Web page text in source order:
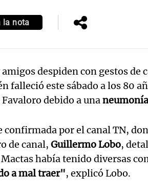
la nota
despiden con gestos de
falleció este sábado a los 80
debido a unaneumonía
confirmada por el canal TN,
de canal, Guillermo Lobo,
había tenido diversas
a mal traer", explicó Lobo.
Notas
Mundial 2026 La